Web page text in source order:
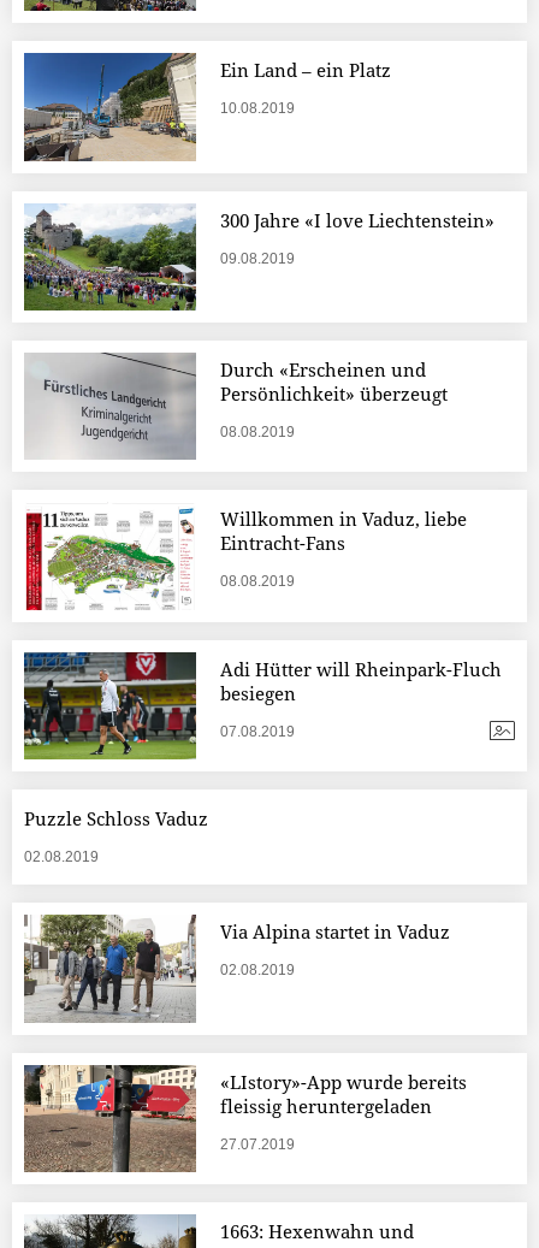
Ein Land – ein Platz
10.08.2019
300 Jahre «I love Liechtenstein»
09.08.2019
Durch «Erscheinen und
Persönlichkeit» überzeugt
08.08.2019
Willkommen in Vaduz, liebe
Eintracht-Fans
08.08.2019
Adi Hütter will Rheinpark-Fluch
besiegen
07.08.2019
Puzzle Schloss Vaduz
02.08.2019
Via Alpina startet in Vaduz
02.08.2019
«LIstory»-App wurde bereits
fleissig heruntergeladen
27.07.2019
1663: Hexenwahn und